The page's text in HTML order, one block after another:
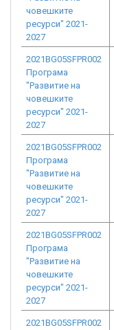
човешките
ресурси" 2021-
2027
2021BG05SFPR002
Програма
"Развитие на
човешките
ресурси" 2021-
2027
2021BG05SFPR002
Програма
"Развитие на
човешките
ресурси" 2021-
2027
2021BG05SFPR002
Програма
"Развитие на
човешките
ресурси" 2021-
2027
2021BG05SFPR002